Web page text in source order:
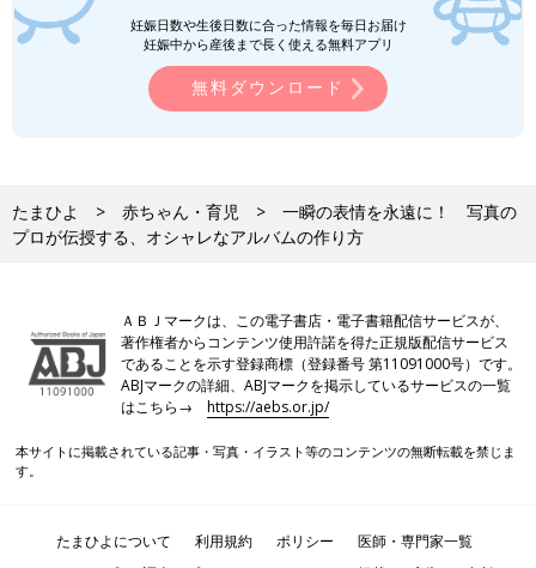
妊娠日数や生後日数に合った情報を毎日お届け
妊娠中から産後まで長く使える無料アプリ
無料ダウンロード
たまひよ 赤ちゃん・育児
一瞬の表情を永遠に！ 写真の
プロが伝授する、オシャレなアルバムの作り方
ＡＢＪマークは、この電子書店・電子書籍配信サービスが、
著作権者からコンテンツ使用許諾を得た正規版配信サービス
であることを示す登録商標（登録番号 第11091000号）です。
ABJマークの詳細、ABJマークを掲示しているサービスの一覧
はこちら→https://aebs.or.jp/
本サイトに掲載されている記事・写真・イラスト等のコンテンツの無断転載を禁じま
す。
たまひよについて 利用規約 ポリシー
医師・専門家一覧